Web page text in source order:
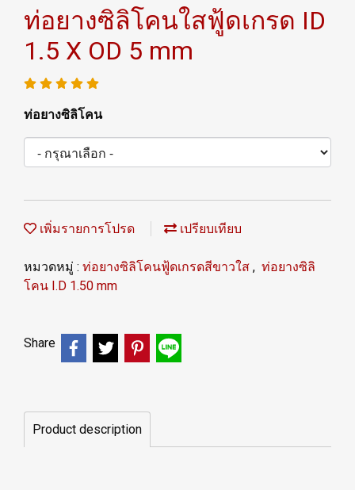
ท่อยางซิลิโคนใสฟู้ดเกรด ID
1.5 X OD 5 mm
ท่อยางซิลิโคน
เพิ่มรายการโปรด เปรียบเทียบ
หมวดหมู่ : ท่อยางซิลิโคนฟู้ดเกรดสีขาวใส , ท่อยางซิลิ
โคน I.D 1.50 mm
Share
Product description